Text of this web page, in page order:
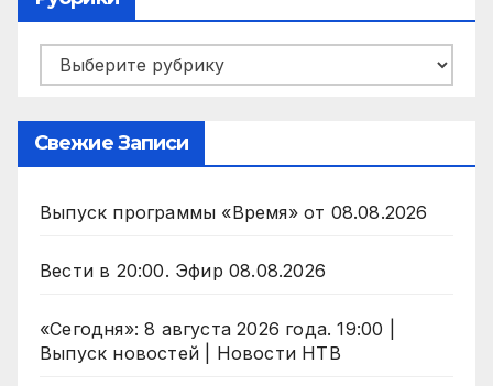
Рубрики
Свежие Записи
Выпуск программы «Время» от 08.08.2026
Вести в 20:00. Эфир 08.08.2026
«Сегодня»: 8 августа 2026 года. 19:00 |
Выпуск новостей | Новости НТВ